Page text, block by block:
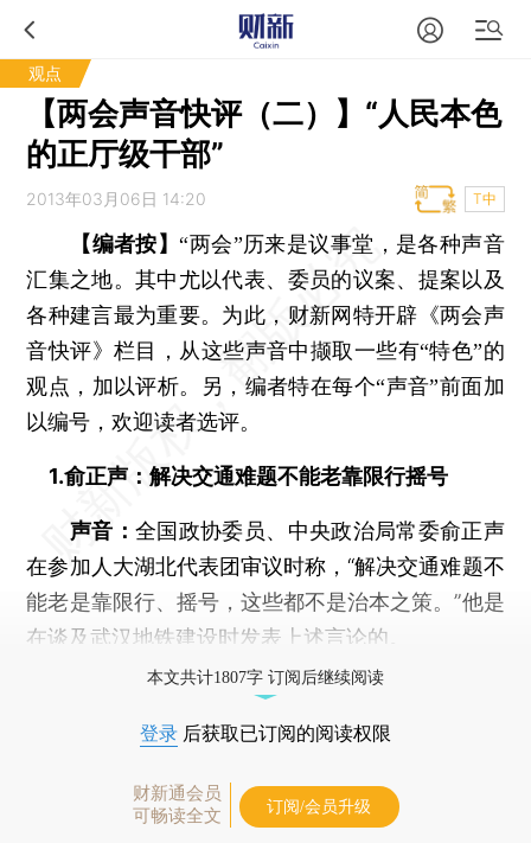
观点
【两会声音快评（二）】“人民本色
的正厅级干部”
2013年03月06日 14:20 T中
【编者按】“两会”历来是议事堂，是各种声音
汇集之地。其中尤以代表、委员的议案、提案以及
各种建言最为重要。为此，财新网特开辟《两会声
音快评》栏目，从这些声音中撷取一些有“特色”的
观点，加以评析。另，编者特在每个“声音”前面加
以编号，欢迎读者选评。
1.俞正声：解决交通难题不能老靠限行摇号
声音：全国政协委员、中央政治局常委俞正声
在参加人大湖北代表团审议时称，“解决交通难题不
能老是靠限行、摇号，这些都不是治本之策。”他是
在谈及武汉地铁建设时发表上述言论的。
本文共计1807字 订阅后继续阅读
登录 后获取已订阅的阅读权限
财新通会员
可畅读全文
订阅/会员升级